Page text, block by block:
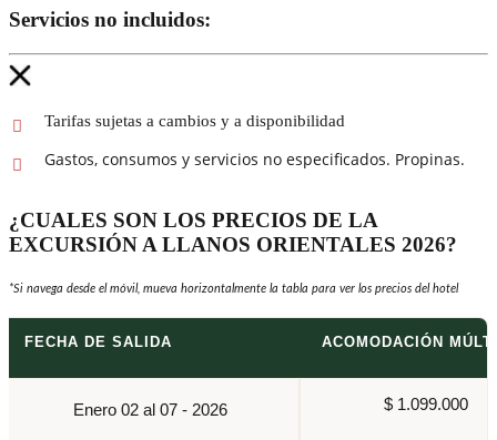
Servicios no incluidos:
Tarifas sujetas a cambios y a disponibilidad
Gastos, consumos y servicios no especificados. Propinas.
¿CUALES SON LOS PRECIOS DE LA
EXCURSIÓN A LLANOS ORIENTALES 2026?
*Si navega desde el móvil, mueva horizontalmente la tabla para ver los precios del hotel
FECHA DE SALIDA ACOMODACIÓN
Enero 02 al 07 - 2026 $ 1.099.000